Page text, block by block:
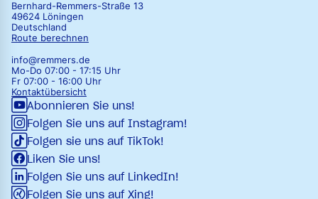
Bernhard-Remmers-Straße 13
49624 Löningen
Deutschland
Route berechnen
info@remmers.de
Mo-Do 07:00 - 17:15 Uhr
Fr 07:00 - 16:00 Uhr
Kontaktübersicht
Abonnieren Sie uns!
Folgen Sie uns auf Instagram!
Folgen sie uns auf TikTok!
Liken Sie uns!
Folgen Sie uns auf LinkedIn!
Folgen Sie uns auf Xing!